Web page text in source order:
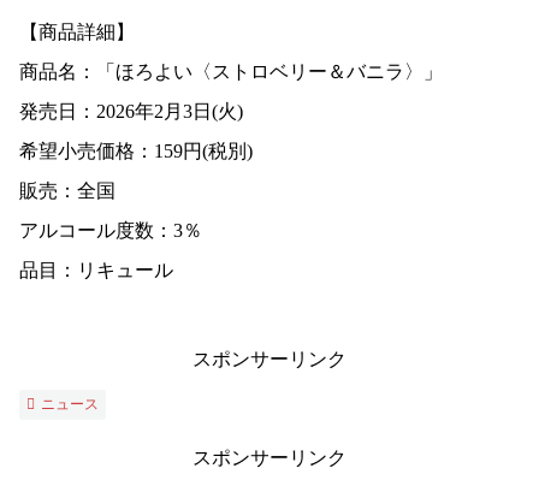
【商品詳細】
商品名：「ほろよい〈ストロベリー＆バニラ〉」
発売日：2026年2月3日(火)
希望小売価格：159円(税別)
販売：全国
アルコール度数：3％
品目：リキュール
スポンサーリンク
ニュース
スポンサーリンク